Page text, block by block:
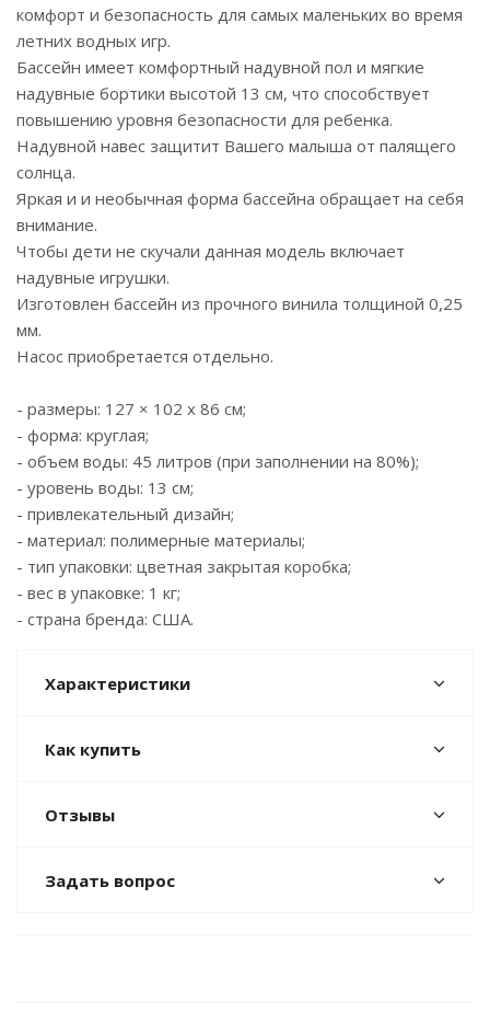
комфорт и безопасность для самых маленьких во время
летних водных игр.
Бассейн имеет комфортный надувной пол и мягкие
надувные бортики высотой 13 см, что способствует
повышению уровня безопасности для ребенка.
Надувной навес защитит Вашего малыша от палящего
солнца.
Яркая и и необычная форма бассейна обращает на себя
внимание.
Чтобы дети не скучали данная модель включает
надувные игрушки.
Изготовлен бассейн из прочного винила толщиной 0,25
мм.
Насос приобретается отдельно.
- размеры: 127 × 102 х 86 см;
- форма: круглая;
- объем воды: 45 литров (при заполнении на 80%);
- уровень воды: 13 см;
- привлекательный дизайн;
- материал: полимерные материалы;
- тип упаковки: цветная закрытая коробка;
- вес в упаковке: 1 кг;
- страна бренда: США.
Характеристики
Как купить
Отзывы
Задать вопрос